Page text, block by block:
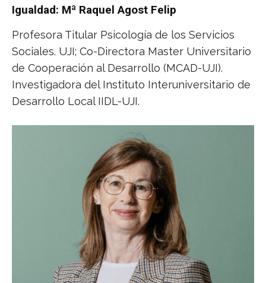
Igualdad: Mª Raquel Agost Felip
Profesora Titular Psicología de los Servicios
Sociales. UJI; Co-Directora Master Universitario
de Cooperación al Desarrollo (MCAD-UJI).
Investigadora del Instituto Interuniversitario de
Desarrollo Local IIDL-UJI.